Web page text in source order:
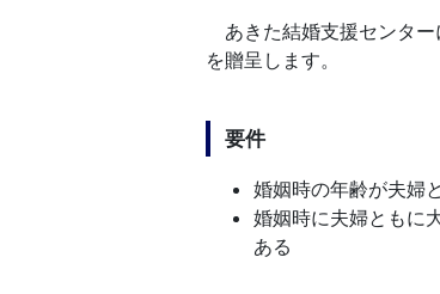
あきた結婚支援センター
を贈呈します。
要件
婚姻時の年齢が夫婦
婚姻時に夫婦ともに
ある